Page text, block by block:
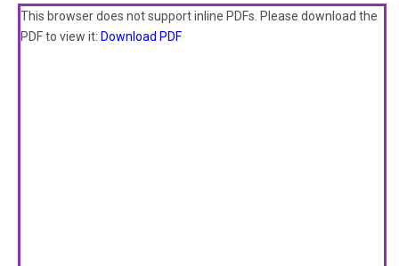
This browser does not support inline PDFs. Please download the
PDF to view it: Download PDF